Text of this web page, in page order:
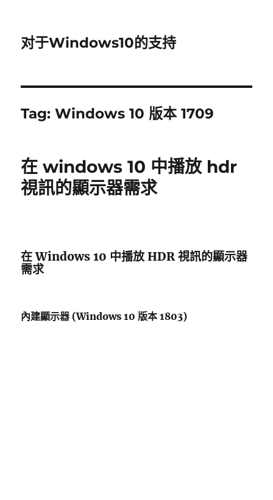
对于Windows10的支持
Tag:Windows 10 版本 1709
在 windows 10 中播放 hdr
視訊的顯示器需求
在 Windows 10 中播放 HDR 視訊的顯示器
需求
內建顯示器 (Windows 10 版本 1803)